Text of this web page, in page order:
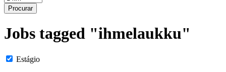
Procurar
Jobs tagged "ihmelaukku"
Estágio